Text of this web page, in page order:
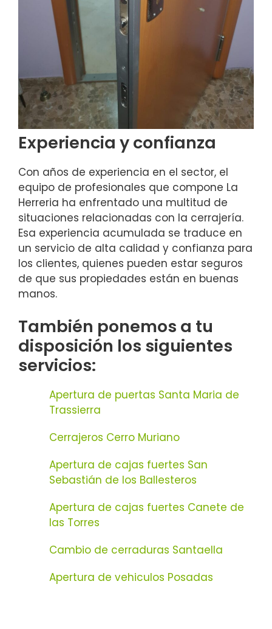
Experiencia y confianza
Con años de experiencia en el sector, el
equipo de profesionales que compone La
Herreria ha enfrentado una multitud de
situaciones relacionadas con la cerrajería.
Esa experiencia acumulada se traduce en
un servicio de alta calidad y confianza para
los clientes, quienes pueden estar seguros
de que sus propiedades están en buenas
manos.
También ponemos a tu
disposición los siguientes
servicios:
Apertura de puertas Santa Maria de
Trassierra
Cerrajeros Cerro Muriano
Apertura de cajas fuertes San
Sebastián de los Ballesteros
Apertura de cajas fuertes Canete de
las Torres
Cambio de cerraduras Santaella
Apertura de vehiculos Posadas